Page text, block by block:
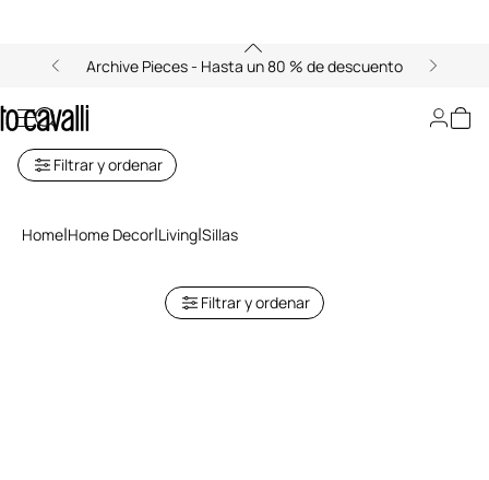
Archive Pieces - Hasta un 80 % de descuento
Sillas de Lujo
Filtrar y ordenar
Home Home Decor Living Sillas
Filtrar y ordenar